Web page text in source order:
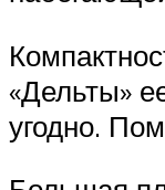
«Дельты»
угодно.